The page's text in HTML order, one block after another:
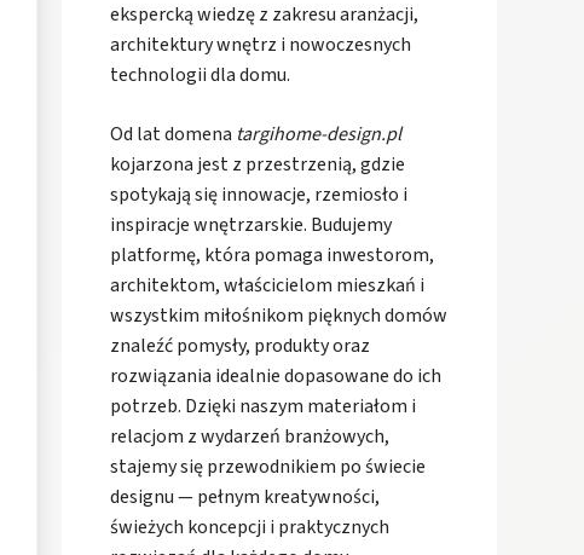
ekspercką wiedzę z zakresu aranżacji,
architektury wnętrz i nowoczesnych
technologii dla domu.
Od lat domena targihome-design.pl
kojarzona jest z przestrzenią, gdzie
spotykają się innowacje, rzemiosło i
inspiracje wnętrzarskie. Budujemy
platformę, która pomaga inwestorom,
architektom, właścicielom mieszkań i
wszystkim miłośnikom pięknych domów
znaleźć pomysły, produkty oraz
rozwiązania idealnie dopasowane do ich
potrzeb. Dzięki naszym materiałom i
relacjom z wydarzeń branżowych,
stajemy się przewodnikiem po świecie
designu — pełnym kreatywności,
świeżych koncepcji i praktycznych